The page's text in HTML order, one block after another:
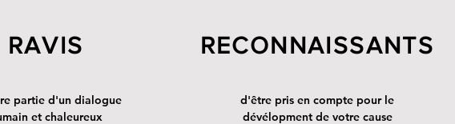
RAVIS
partie d'un dialogue
et chaleureux
RECONNAISSANTS
d'être pris en compte pour le
dévélopment de votre cause